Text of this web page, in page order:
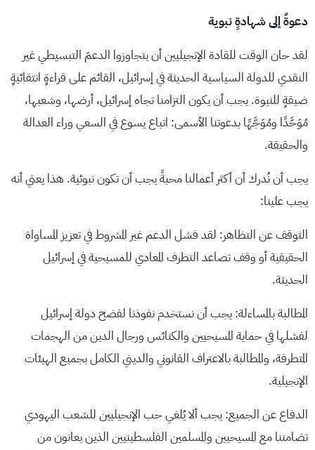
دعوةٌ إلى شهادةٍ نبوية
لقد حان الوقت للقادة الإنجيليين أن يتجاوزوا الدعمَ التبسيطي غير
النقدي للدولة السياسية الحديثة في إسرائيل، القائم على قراءةٍ انتقائيةٍ
ضيقةٍ للنبوة. يجب أن يكون التزامنا تجاه إسرائيل، أرضها، وشعبها،
مُوَحَّدًا ومُوَجَّهًا بدعوتنا الأسمى: اتباع يسوع في السعي وراء العدالة
والحقيقة.
يجب أن نُدرك أن أكثر أعمالنا محبةً يجب أن تكون نبوئية. هذا يعني أنه
يجب علينا:
التوقف عن التظاهر: لقد فشل الدعم غير المشروط في تعزيز المساواة
الحقيقية أو وقف تصاعد التطرف المعادي للمسيحية في إسرائيل
الحديثة.
المطالبة بالمساءلة: يجب أن نستخدم نفوذنا لفضح دولة إسرائيل
لفشلها في حماية المسيحيين والكنائس ورجال الدين من الهجمات
المتطرفة، والمطالبة بالاعتراف القانوني والديني الكامل بجميع الهيئات
الإنجيلية.
الدفاع عن الجميع: يجب ألا يُلغي حب الإنجيليين للشعب اليهودي
تضامننا مع المسيحيين والمسلمين الفلسطينيين الذين يعانون من